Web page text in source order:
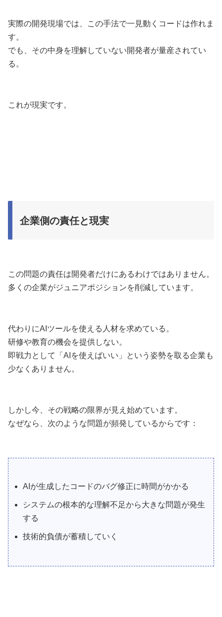
実際の開発現場では、この手法で一見動くコードは作れま
す。
でも、その中身を理解していない開発者が量産されてい
る。
これが現実です。
企業側の責任と現実
この問題の責任は開発者だけにあるわけではありません。
多くの企業がジュニアポジションを削減しています。
代わりにAIツールを使える人材を求めている。
研修や教育の機会を提供しない。
即戦力として「AIを使えばいい」という姿勢を取る企業も
少なくありません。
しかし今、その戦略の限界が見え始めています。
なぜなら、次のような問題が頻発しているからです：
AIが生成したコードのバグ修正に時間がかかる
システムの根本的な理解不足から大きな問題が発生
する
技術的負債が蓄積していく